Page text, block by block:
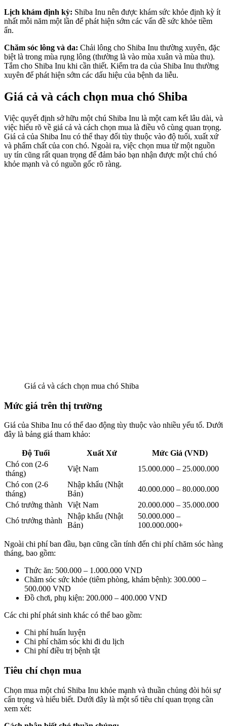
Lịch khám định kỳ: Shiba Inu nên được khám sức khỏe định kỳ ít
nhất mỗi năm một lần để phát hiện sớm các vấn đề sức khỏe tiềm
ẩn.
Chăm sóc lông và da: Chải lông cho Shiba Inu thường xuyên, đặc
biệt là trong mùa rụng lông (thường là vào mùa xuân và mùa thu).
Tắm cho Shiba Inu khi cần thiết. Kiểm tra da của Shiba Inu thường
xuyên để phát hiện sớm các dấu hiệu của bệnh da liễu.
Giá cả và cách chọn mua chó Shiba
Việc quyết định sở hữu một chú Shiba Inu là một cam kết lâu dài, và
việc hiểu rõ về giá cả và cách chọn mua là điều vô cùng quan trọng.
Giá cả của Shiba Inu có thể thay đổi tùy thuộc vào độ tuổi, xuất xứ
và phẩm chất của con chó. Ngoài ra, việc chọn mua từ một nguồn
uy tín cũng rất quan trọng để đảm bảo bạn nhận được một chú chó
khỏe mạnh và có nguồn gốc rõ ràng.
Giá cả và cách chọn mua chó Shiba
Mức giá trên thị trường
Giá của Shiba Inu có thể dao động tùy thuộc vào nhiều yếu tố. Dưới
đây là bảng giá tham khảo:
Độ Tuổi Xuất Xứ
Mức Giá (VND)
Chó con (2-6
tháng)
Việt Nam
15.000.000 – 25.000.000
Chó con (2-6
tháng)
Nhập khẩu (Nhật
Bản)
40.000.000 – 80.000.000
Chó trưởng thành Việt Nam
20.000.000 – 35.000.000
Chó trưởng thành
Nhập khẩu (Nhật
Bản)
50.000.000 –
100.000.000+
Ngoài chi phí ban đầu, bạn cũng cần tính đến chi phí chăm sóc hàng
tháng, bao gồm:
Thức ăn: 500.000 – 1.000.000 VND
Chăm sóc sức khỏe (tiêm phòng, khám bệnh): 300.000 –
500.000 VND
Đồ chơi, phụ kiện: 200.000 – 400.000 VND
Các chi phí phát sinh khác có thể bao gồm:
Chi phí huấn luyện
Chi phí chăm sóc khi đi du lịch
Chi phí điều trị bệnh tật
Tiêu chí chọn mua
Chọn mua một chú Shiba Inu khỏe mạnh và thuần chủng đòi hỏi sự
cẩn trọng và hiểu biết. Dưới đây là một số tiêu chí quan trọng cần
xem xét: